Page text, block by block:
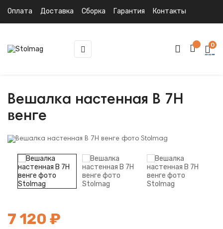
Оплата Доставка Сборка Гарантия Контакты
Toggle
navigation
☰ 0
Вешалка настенная В 7Н
венге
7 120 ₽